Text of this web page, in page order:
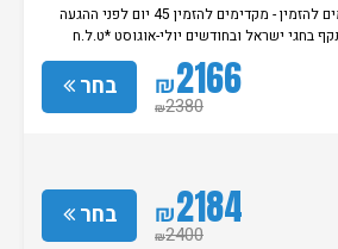
מבצע מיוחד למקדימים להזמין - מקדימים להזמין 45 יום לפני ההגעה
של 15% * לא תקף בחגי ישראל ובחודשים יולי-אוגוסט *ט.ל.ח
בחר ₪2166
₪2380
בחר ₪2184
₪2400